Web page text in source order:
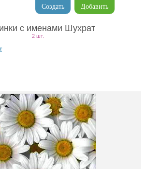
Добавить
Создать
с именами Шухрат
2 шт.